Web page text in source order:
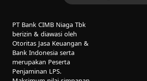
Perbankan Konsumen
Perbankan Syariah
PT Bank CIMB Niaga Tbk
berizin & diawasi oleh
Otoritas Jasa Keuangan &
Bank Indonesia serta
merupakan Peserta
Penjaminan LPS.